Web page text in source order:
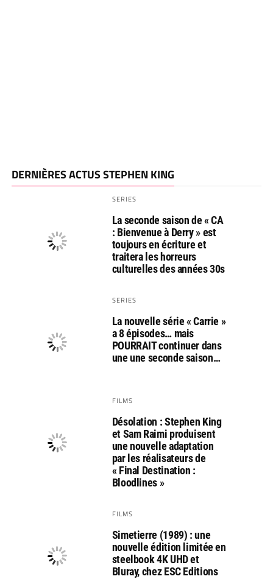
DERNIÈRES ACTUS STEPHEN KING
SERIES
La seconde saison de « CA
: Bienvenue à Derry » est
toujours en écriture et
traitera les horreurs
culturelles des années 30s
SERIES
La nouvelle série « Carrie »
a 8 épisodes… mais
POURRAIT continuer dans
une une seconde saison…
FILMS
Désolation : Stephen King
et Sam Raimi produisent
une nouvelle adaptation
par les réalisateurs de
« Final Destination :
Bloodlines »
FILMS
Simetierre (1989) : une
nouvelle édition limitée en
steelbook 4K UHD et
Bluray, chez ESC Editions